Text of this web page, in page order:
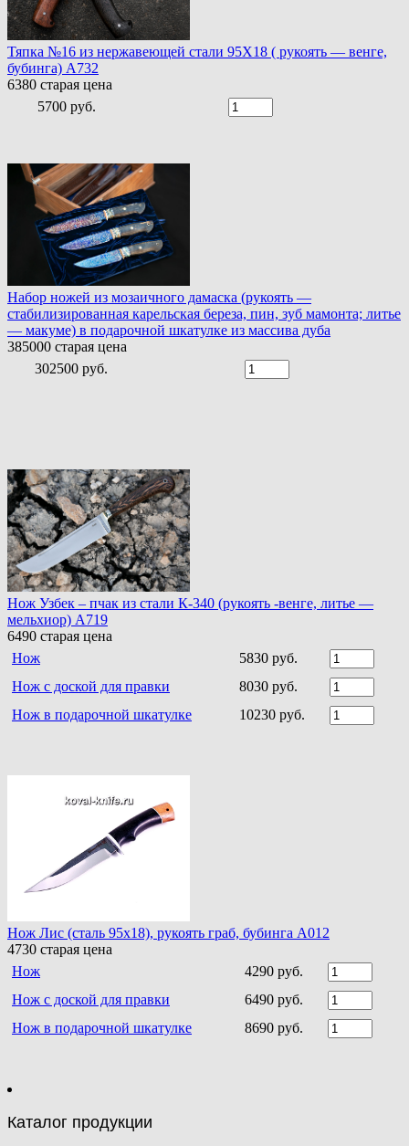
Тяпка №16 из нержавеющей стали 95Х18 ( рукоять — венге,
бубинга) A732
6380 старая цена
5700 руб.
Набор ножей из мозаичного дамаска (рукоять —
стабилизированная карельская береза, пин, зуб мамонта; литье
— макуме) в подарочной шкатулке из массива дуба
385000 старая цена
302500 руб.
Нож Узбек – пчак из стали К-340 (рукоять -венге, литье —
мельхиор) A719
6490 старая цена
Нож
5830 руб.
Нож с доской для правки
8030 руб.
Нож в подарочной шкатулке
10230 руб.
Нож Лис (сталь 95х18), рукоять граб, бубинга A012
4730 старая цена
Нож
4290 руб.
Нож с доской для правки
6490 руб.
Нож в подарочной шкатулке
8690 руб.
Каталог продукции